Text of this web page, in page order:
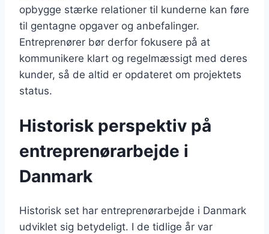
opbygge stærke relationer til kunderne kan føre
til gentagne opgaver og anbefalinger.
Entreprenører bør derfor fokusere på at
kommunikere klart og regelmæssigt med deres
kunder, så de altid er opdateret om projektets
status.
Historisk perspektiv på
entreprenørarbejde i
Danmark
Historisk set har entreprenørarbejde i Danmark
udviklet sig betydeligt. I de tidlige år var